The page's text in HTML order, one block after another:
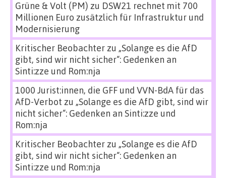
Grüne & Volt (PM) zu DSW21 rechnet mit 700
Millionen Euro zusätzlich für Infrastruktur und
Modernisierung
Kritischer Beobachterzu „Solange es die AfD
gibt, sind wir nicht sicher“: Gedenken an
Sinti:zze und Rom:nja
1000 Jurist:innen, die GFF und VVN-BdA für das
AfD-Verbot zu „Solange es die AfD gibt, sind wir
nicht sicher“: Gedenken an Sinti:zze und
Rom:nja
Kritischer Beobachterzu „Solange es die AfD
gibt, sind wir nicht sicher“: Gedenken an
Sinti:zze und Rom:nja